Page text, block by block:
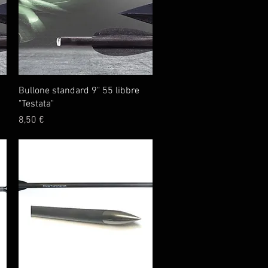
Vista rapida
Bullone standard 9" 55 libbre
"Testata"
Prezzo
8,50 €